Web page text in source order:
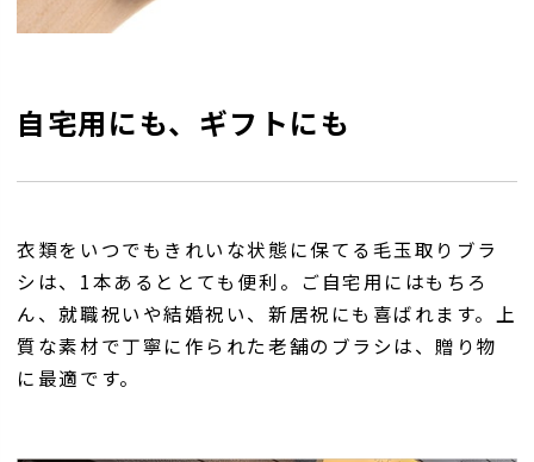
自宅用にも、ギフトにも
衣類をいつでもきれいな状態に保てる毛玉取りブラ
シは、1本あるととても便利。ご自宅用にはもちろ
ん、就職祝いや結婚祝い、新居祝にも喜ばれます。上
質な素材で丁寧に作られた老舗のブラシは、贈り物
に最適です。